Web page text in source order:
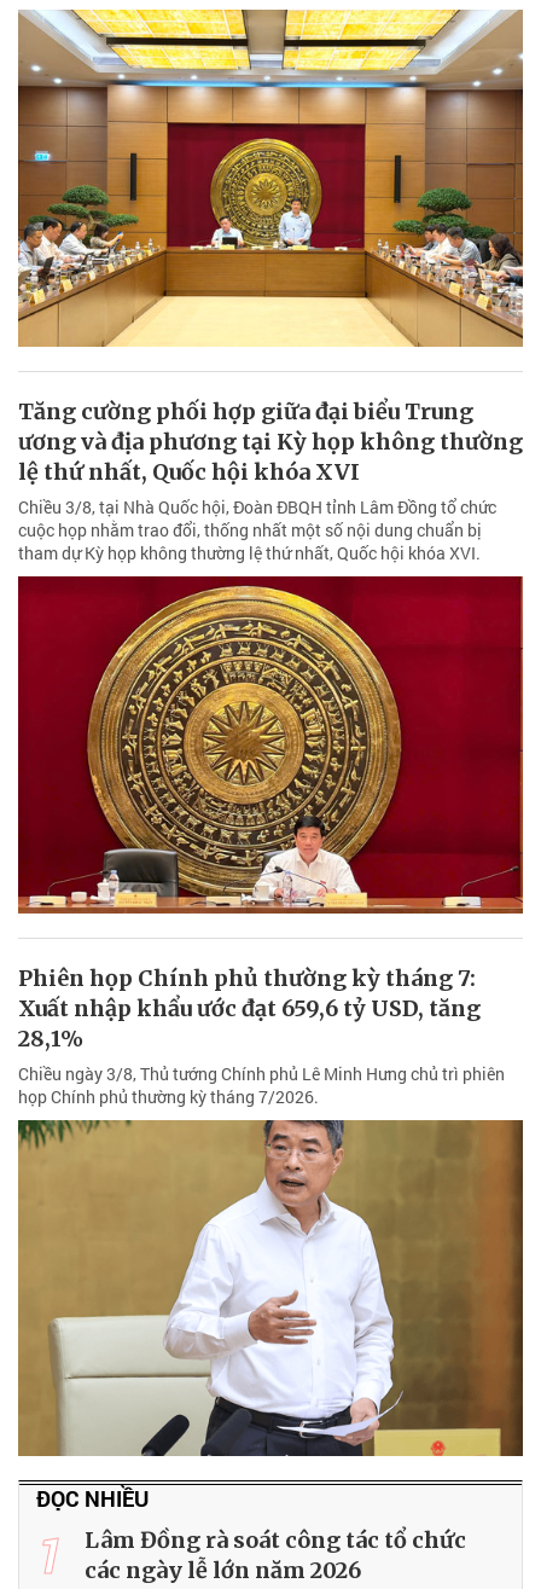
Tăng cường phối hợp giữa đại biểu Trung
ương và địa phương tại Kỳ họp không thường
lệ thứ nhất, Quốc hội khóa XVI
Chiều 3/8, tại Nhà Quốc hội, Đoàn ĐBQH tỉnh Lâm Đồng tổ chức
cuộc họp nhằm trao đổi, thống nhất một số nội dung chuẩn bị
tham dự Kỳ họp không thường lệ thứ nhất, Quốc hội khóa XVI.
Phiên họp Chính phủ thường kỳ tháng 7:
Xuất nhập khẩu ước đạt 659,6 tỷ USD, tăng
28,1%
Chiều ngày 3/8, Thủ tướng Chính phủ Lê Minh Hưng chủ trì phiên
họp Chính phủ thường kỳ tháng 7/2026.
ĐỌC NHIỀU
1
Lâm Đồng rà soát công tác tổ chức
các ngày lễ lớn năm 2026